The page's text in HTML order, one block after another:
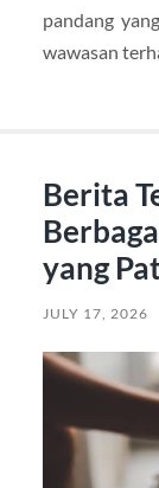
pandang
wawasan
Berita
yang
JULY 17, 2026